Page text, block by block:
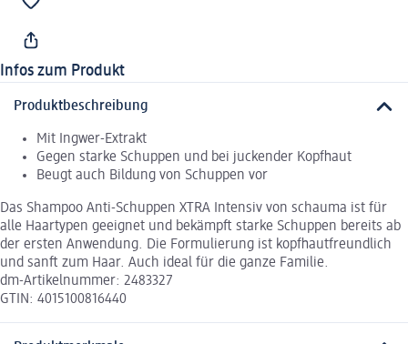
Infos zum Produkt
Produktbeschreibung
Mit Ingwer-Extrakt
Gegen starke Schuppen und bei juckender Kopfhaut
Beugt auch Bildung von Schuppen vor
Das Shampoo Anti-Schuppen XTRA Intensiv von schauma ist für
alle Haartypen geeignet und bekämpft starke Schuppen bereits ab
der ersten Anwendung. Die Formulierung ist kopfhautfreundlich
und sanft zum Haar. Auch ideal für die ganze Familie.
dm-Artikelnummer: 2483327
GTIN: 4015100816440